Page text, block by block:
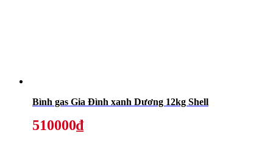
Bình gas Gia Đình xanh Dương 12kg Shell
510000₫